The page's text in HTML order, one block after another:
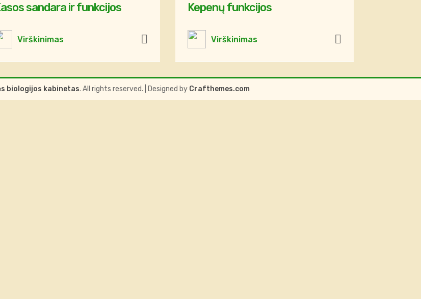
sandara ir funkcijos
Virškinimas
Kepenų funkcijos
Virškinimas
biologijos kabinetas. All rights reserved. | Designed by Crafthemes.com